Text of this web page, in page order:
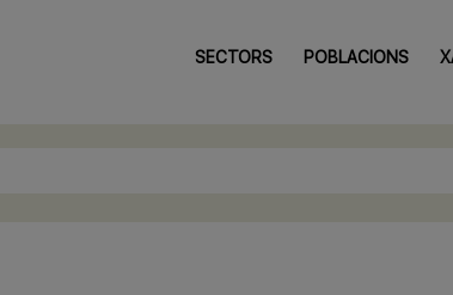
SECTORS POBLACIONS